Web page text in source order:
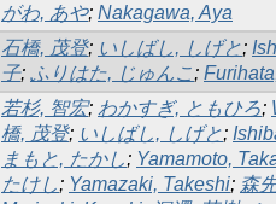
がわ, あや; Nakagawa, Aya
石橋, 茂登; いしばし, しげと;
子; ふりはた, じゅんこ;
若杉, 智宏; わかすぎ, ともひろ;
橋, 茂登; いしばし, しげと;
まもと, たかし; Yamamoto,
たけし; Yamazaki, Takeshi; 森